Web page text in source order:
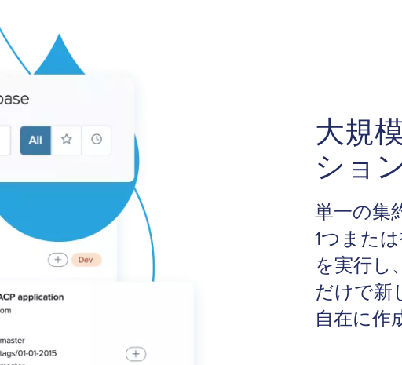
大規
ショ
単一の集
1つまた
を実行し
だけで新
自在に作